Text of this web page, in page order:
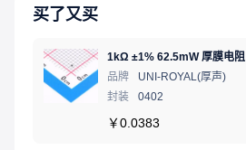
买了又买
1kΩ ±1% 62.5mW 厚膜电阻
品牌
UNI-ROYAL(厚声)
封装
0402
￥0.0383